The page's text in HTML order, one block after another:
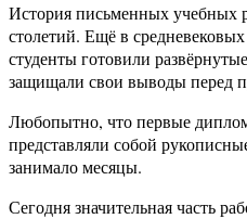
История письменных учебных
столетий. Ещё в
студенты готовили
защищали свои выводы перед
Любопытно, что первые
представляли собой
занимало месяцы.
Сегодня значительная часть